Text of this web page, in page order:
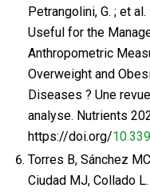
Petrangolini, G. ; et
Useful for the
Anthropometric
Overweight and
Diseases ? Une
analyse. Nutrients
https://doi.org/
Torres B, Sánchez
Ciudad MJ, Collado